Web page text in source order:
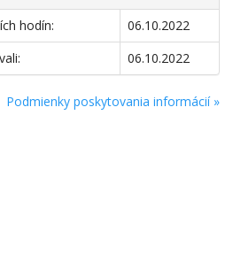
hodín:
06.10.2022
06.10.2022
Podmienky poskytovania informácií »